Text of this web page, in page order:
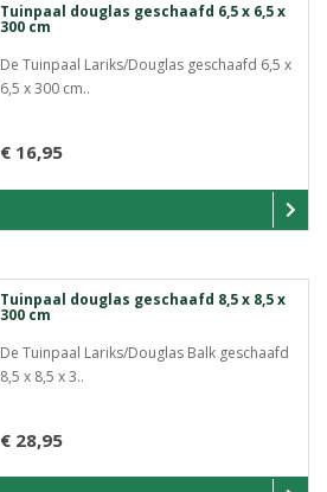
Tuinpaal douglas geschaafd 6,5 x 6,5 x
300 cm
De Tuinpaal Lariks/Douglas geschaafd 6,5 x
6,5 x 300 cm..
€ 16,95
Tuinpaal douglas geschaafd 8,5 x 8,5 x
300 cm
De Tuinpaal Lariks/Douglas Balk geschaafd
8,5 x 8,5 x 3..
€ 28,95